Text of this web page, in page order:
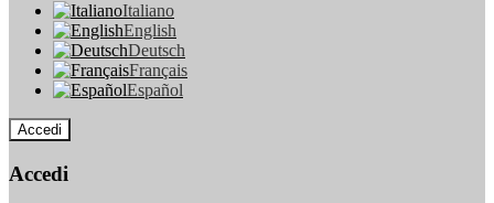
Italiano
English
Deutsch
Français
Español
Accedi
Accedi